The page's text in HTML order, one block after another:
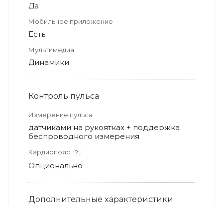
Да
Мобильное приложение
Есть
Мультимедиа
Динамики
Контроль пульса
Измерение пульса
датчиками на рукоятках + поддержка
беспроводного измерения
Кардиопояс ?
Опционально
Дополнительные xарактеристики